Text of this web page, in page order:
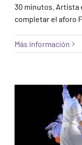
30 minutos. Artista
completar el aforo
Más información